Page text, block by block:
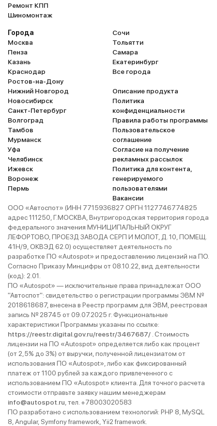
Ремонт КПП
Шиномонтаж
Города
Москва
Пенза
Казань
Краснодар
Ростов-на-Дону
Нижний Новгород
Новосибирск
Санкт-Петербург
Волгоград
Тамбов
Мурманск
Уфа
Челябинск
Ижевск
Воронеж
Пермь
Сочи
Тольятти
Самара
Екатеринбург
Все города
Описание продукта
Политика
конфиденциальности
Правила работы программы
Пользовательское
соглашение
Согласие на получение
рекламных рассылок
Политика для контента,
генерируемого
пользователями
Вакансии
ООО «Автоспот» (ИНН 7715936827 ОРГН 1127746774825
адрес 111250, Г.МОСКВА, Внутригородская территория города
федерального значения МУНИЦИПАЛЬНЫЙ ОКРУГ
ЛЕФОРТОВО, ПРОЕЗД ЗАВОДА СЕРП И МОЛОТ, Д. 10, ПОМЕЩ.
41Н/9, ОКВЭД 62.0) осуществляет деятельность по
разработке ПО «Autospot» и предоставлению лицензий на ПО.
Согласно Приказу Минцифры от 08.10.22, вид деятельности
(код): 2.01.
ПО «Autospot» — исключительные права принадлежат ООО
"Автоспот": свидетельство о регистрации программы ЭВМ №
2018618687, внесена в Реестр программ для ЭВМ, реестровая
запись № 28745 от 09.07.2025 г. Функциональные
характеристики Программы указаны по ссылке:
https://reestr.digital.gov.ru/reestr/3467687/ . Стоимость
лицензии на ПО «Autospot» определяется либо как процент
(от 2,5% до 3%) от выручки, полученной лицензиатом от
использования ПО «Autospot», либо как фиксированный
платеж от 1100 рублей за каждого привлеченного с
использованием ПО «Autospot» клиента. Для точного расчета
стоимости отправьте заявку нашим менеджерам
info@autospot.ru , тел. +78003020583
ПО разработано с использованием технологий: PHP 8, MySQL
8, Angular, Symfony framework, Yii2 framework.